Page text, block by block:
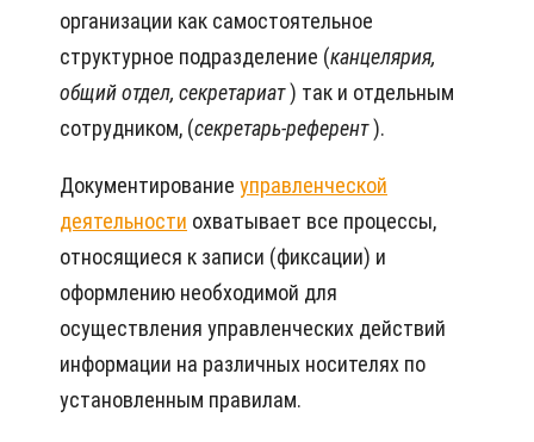
организации как самостоятельное
структурное подразделение (канцелярия,
общий отдел, секретариат) так и отдельным
сотрудником, (секретарь-референт).
Документирование управленческой
деятельности охватывает все процессы,
относящиеся к записи (фиксации) и
оформлению необходимой для
осуществления управленческих действий
информации на различных носителях по
установленным правилам.